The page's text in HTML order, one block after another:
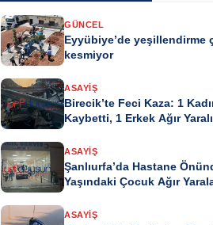
GÜNCEL
Eyyübiye’de yeşillendirme
kesmiyor
ASAYIŞ
Birecik’te Feci Kaza: 1
Kaybetti, 1 Erkek Ağır Yaralı
ASAYIŞ
Şanlıurfa’da Hastane
Yaşındaki Çocuk Ağır
ASAYIŞ